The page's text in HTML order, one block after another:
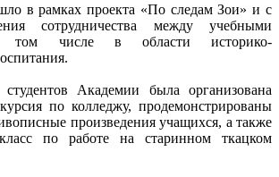
в рамках проекта «По следам Зои» и с
сотрудничества между учебными
том числе в области историко-
Академии была организована
по колледжу, продемонстрированы
произведения учащихся, а также
класс по работе на старинном ткацком